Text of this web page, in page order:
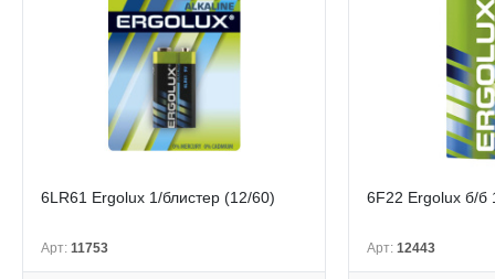
6LR61 Ergolux 1/блистер (12/60)
Арт: 11753
6F22 Ergolux б/б
Арт: 12443